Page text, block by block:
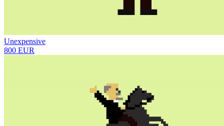
Unexpensive
800 EUR